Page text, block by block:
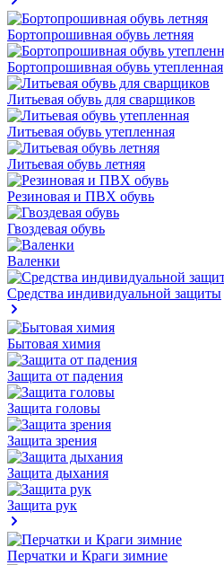
Бортопрошивная обувь летняя
Бортопрошивная обувь утепленная
Литьевая обувь для сварщиков
Литьевая обувь утепленная
Литьевая обувь летняя
Резиновая и ПВХ обувь
Гвоздевая обувь
Валенки
Средства индивидуальной защиты
Бытовая химия
Защита от падения
Защита головы
Защита зрения
Защита дыхания
Защита рук
Перчатки и Краги зимние